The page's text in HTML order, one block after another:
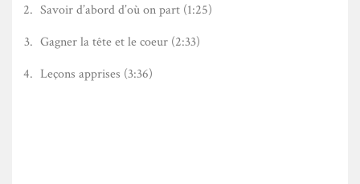
Savoir d’abord d’où on part (1:25)
Gagner la tête et le coeur (2:33)
Leçons apprises (3:36)